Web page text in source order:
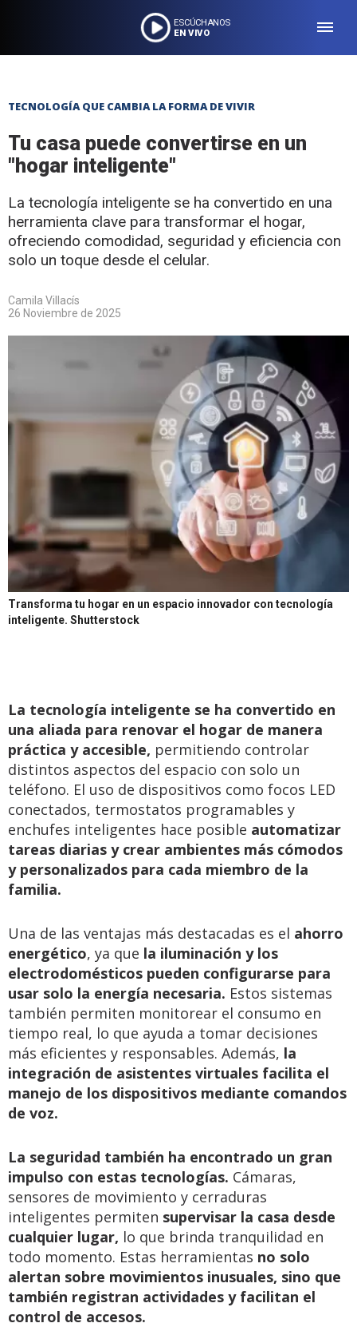
ESCÚCHANOS
EN VIVO
TECNOLOGÍA QUE CAMBIA LA FORMA DE VIVIR
Tu casa puede convertirse en un
"hogar inteligente"
La tecnología inteligente se ha convertido en una
herramienta clave para transformar el hogar,
ofreciendo comodidad, seguridad y eficiencia con
solo un toque desde el celular.
Camila Villacís
26 Noviembre de 2025
Transforma tu hogar en un espacio innovador con tecnología
inteligente. Shutterstock
La tecnología inteligente se ha convertido en
una aliada para renovar el hogar de manera
práctica y accesible, permitiendo controlar
distintos aspectos del espacio con solo un
teléfono. El uso de dispositivos como focos LED
conectados, termostatos programables y
enchufes inteligentes hace posible automatizar
tareas diarias y crear ambientes más cómodos
y personalizados para cada miembro de la
familia.
Una de las ventajas más destacadas es el ahorro
energético, ya que la iluminación y los
electrodomésticos pueden configurarse para
usar solo la energía necesaria. Estos sistemas
también permiten monitorear el consumo en
tiempo real, lo que ayuda a tomar decisiones
más eficientes y responsables. Además, la
integración de asistentes virtuales facilita el
manejo de los dispositivos mediante comandos
de voz.
La seguridad también ha encontrado un gran
impulso con estas tecnologías. Cámaras,
sensores de movimiento y cerraduras
inteligentes permiten supervisar la casa desde
cualquier lugar, lo que brinda tranquilidad en
todo momento. Estas herramientas no solo
alertan sobre movimientos inusuales, sino que
también registran actividades y facilitan el
control de accesos.